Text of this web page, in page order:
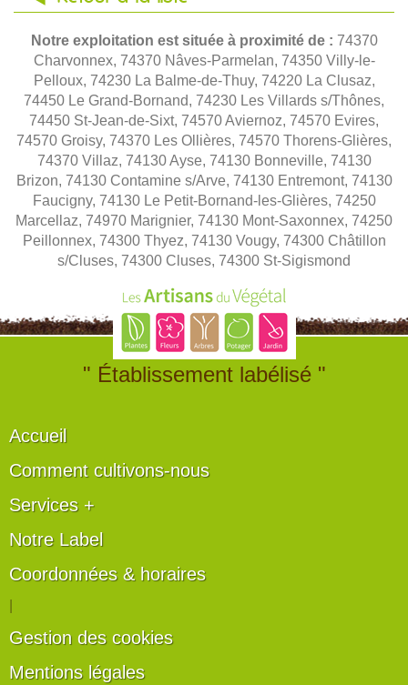
Notre exploitation est située à proximité de : 74370
Charvonnex, 74370 Nâves-Parmelan, 74350 Villy-le-
Pelloux, 74230 La Balme-de-Thuy, 74220 La Clusaz,
74450 Le Grand-Bornand, 74230 Les Villards s/Thônes,
74450 St-Jean-de-Sixt, 74570 Aviernoz, 74570 Evires,
74570 Groisy, 74370 Les Ollières, 74570 Thorens-Glières,
74370 Villaz, 74130 Ayse, 74130 Bonneville, 74130
Brizon, 74130 Contamine s/Arve, 74130 Entremont, 74130
Faucigny, 74130 Le Petit-Bornand-les-Glières, 74250
Marcellaz, 74970 Marignier, 74130 Mont-Saxonnex, 74250
Peillonnex, 74300 Thyez, 74130 Vougy, 74300 Châtillon
s/Cluses, 74300 Cluses, 74300 St-Sigismond
" Établissement labélisé "
Accueil
Comment cultivons-nous
Services +
Notre Label
Coordonnées & horaires
Gestion des cookies
Mentions légales